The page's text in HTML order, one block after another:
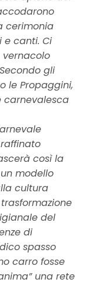
cerimonia
e canti. Ci
gli
le Propaggini,
carnevalesca
così la
modello
cultura
del
di
spasso
carro fosse
una rete